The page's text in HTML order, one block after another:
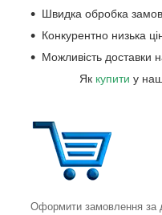
Швидка обробка
Конкурентно низька
Можливість доставки
Як купити у
Оформити замовлення за